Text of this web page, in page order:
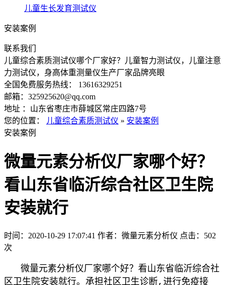
儿童生长发育测试仪
安装案例
联系我们
儿童综合素质测试仪哪个厂家好？儿童智力测试仪，儿童注意
力测试仪，身高体重测量仪生产厂家品牌亮眼
全国免费服务热线： 13616329251
邮箱：325925620@qq.com
地址 ：山东省枣庄市薛城区常庄四路7号
您的位置：
儿童综合素质测试仪 » 安装案例
安装案例
微量元素分析仪厂家哪个好？
看山东省临沂综合社区卫生院
安装就行
时间：2020-10-29 17:07:41 作者：微量元素分析仪 点击： 502
次
微量元素分析仪厂家哪个好？看山东省临沂综合社
区卫生院安装就行。 承担社区卫生诊断,进行免疫接